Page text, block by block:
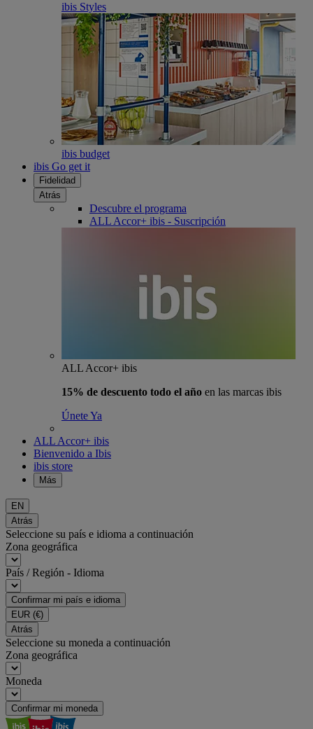
ibis Styles
ibis budget
ibis Go get it
Fidelidad
Atrás
Descubre el programa
ALL Accor+ ibis - Suscripción
ALL Accor+ ibis
15% de descuento todo el año en las marcas ibis
Únete Ya
ALL Accor+ ibis
Bienvenido a Ibis
ibis store
Más
EN
Atrás
Seleccione su país e idioma a continuación
Zona geográfica
País / Región - Idioma
Confirmar mi país e idioma
EUR (€)
Atrás
Seleccione su moneda a continuación
Zona geográfica
Moneda
Confirmar mi moneda